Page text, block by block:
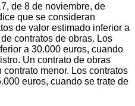
de 8 de noviembre, de
que se consideran
de valor estimado inferior a
contratos de obras. Los
a 30.000 euros, cuando
Un contrato de obras
menor. Los contratos
euros, cuando se trate de